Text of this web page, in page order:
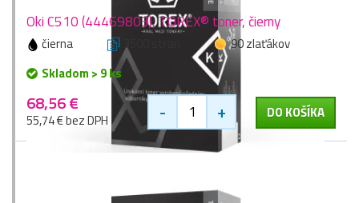
Oki C510 (44469803), TOREX® toner, čierny
čierna 3500 stran
90 zlaťákov
Skladom > 9 ks
68,56 €
55,74 € bez DPH - + DO KOŠÍKA